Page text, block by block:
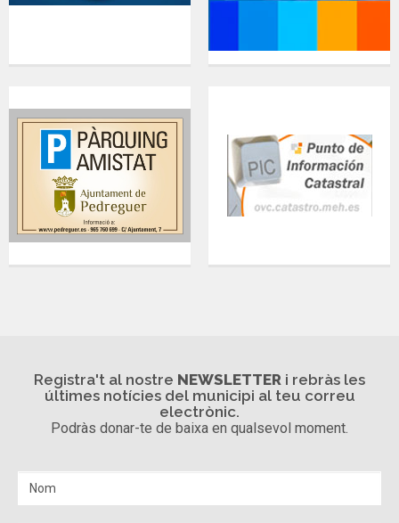
Registra't al nostre NEWSLETTER i rebràs les
últimes notícies del municipi al teu correu
electrònic.
Podràs donar-te de baixa en qualsevol moment.